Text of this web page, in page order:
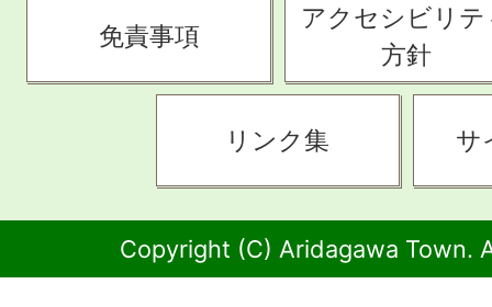
免責事項
アクセシビリテ
方針
リンク集 サ
Copyright (C) Aridagawa Town.